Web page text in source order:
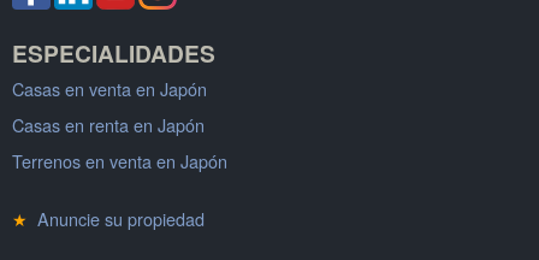
ESPECIALIDADES
Casas en venta en Japón
Casas en renta en Japón
Terrenos en venta en Japón
★ Anuncie su propiedad